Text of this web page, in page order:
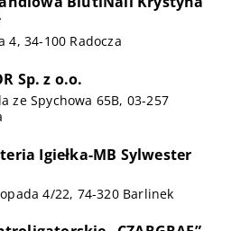
4, 34-100 Radocza
Sp. z o.o.
ze Spychowa 65B, 03-257
Igiełka-MB Sylwester
4/22, 74-320 Barlinek